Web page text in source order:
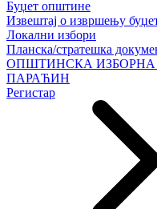
Буџет општине
Извештај о извршењу
Локални избори
Планска/стратешка
ОПШТИНСКА
ПАРАЋИН
Регистар